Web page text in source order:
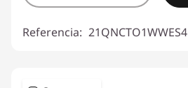
Referencia: 21QNCTO1WWES4